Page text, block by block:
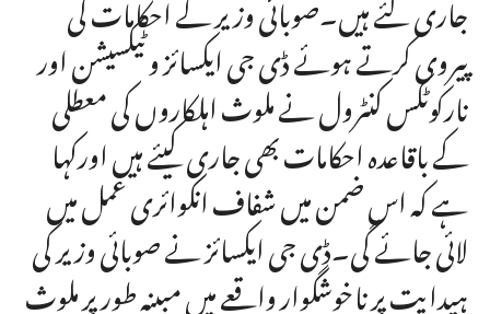
پیروی کرتے ہوئے ڈی جی ایکسائز و ٹیکسیشن اور
نارکوٹکس کنٹرول نے ملوث اہلکاروں کی معطلی
کے باقاعدہ احکامات بھی جاری کیئے ہیں اورکہا
ہے کہ اس ضمن میں شفاف انکوائری عمل میں
لائی جائے گی۔ڈی جی ایکسائز نے صوبائی وزیر کی
ہیدایت پر ناخوشگوار واقعے میں مبینہ طور پر ملوث